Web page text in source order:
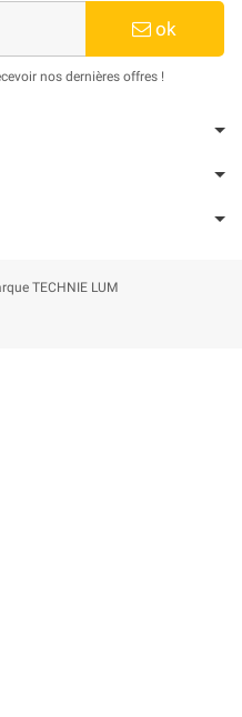
ok
nos dernières offres !
TECHNIE LUM